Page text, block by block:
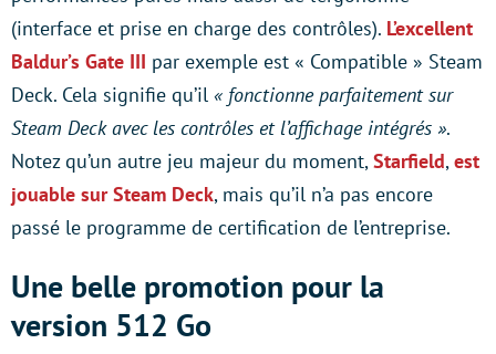
(interface et prise en charge des contrôles). L’excellent
Baldur’s Gate III par exemple est « Compatible » Steam
Deck. Cela signifie qu’il « fonctionne parfaitement sur
Steam Deck avec les contrôles et l’affichage intégrés ».
Notez qu’un autre jeu majeur du moment,Starfield,est
jouable sur Steam Deck, mais qu’il n’a pas encore
passé le programme de certification de l’entreprise.
Une belle promotion pour la
version 512 Go